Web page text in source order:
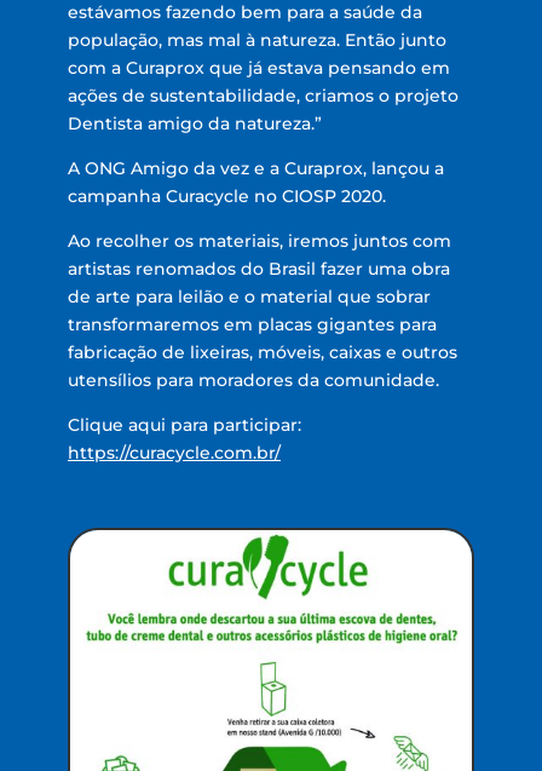
estávamos fazendo bem para a saúde da
população, mas mal à natureza. Então junto
com a Curaprox que já estava pensando em
ações de sustentabilidade, criamos o projeto
Dentista amigo da natureza.”
A ONG Amigo da vez e a Curaprox, lançou a
campanha Curacycle no CIOSP 2020.
Ao recolher os materiais, iremos juntos com
artistas renomados do Brasil fazer uma obra
de arte para leilão e o material que sobrar
transformaremos em placas gigantes para
fabricação de lixeiras, móveis, caixas e outros
utensílios para moradores da comunidade.
Clique aqui para participar:
https://curacycle.com.br/